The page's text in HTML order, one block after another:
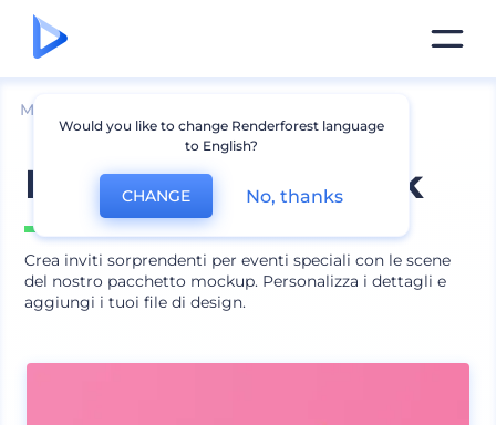
Mockup
Mockup Inviti Pack
Include 15 scene
Crea inviti sorprendenti per eventi speciali con le scene
del nostro pacchetto mockup. Personalizza i dettagli e
aggiungi i tuoi file di design.
Would you like to change Renderforest language
to English?
CHANGE No, thanks